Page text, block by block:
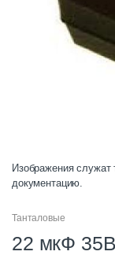
Изображения служат
документацию.
Танталовые
22 мкФ